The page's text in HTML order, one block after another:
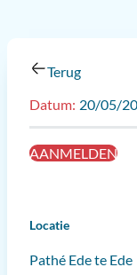
Terug
20/05/
AANMELDEN
Locatie
Pathé Ede te Ede